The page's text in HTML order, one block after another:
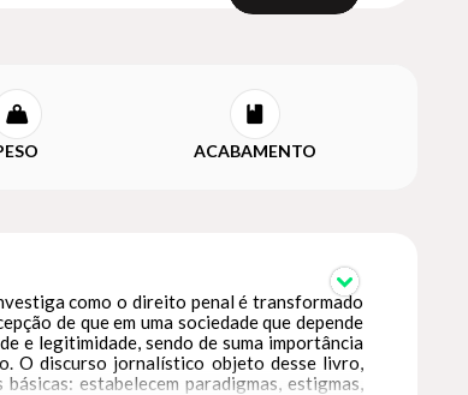
ACABAMENTO
como o direito penal é transformado
de que em uma sociedade que depende
e legitimidade, sendo de suma importância
O discurso jornalístico objeto desse livro,
estabelecem paradigmas, estigmas,